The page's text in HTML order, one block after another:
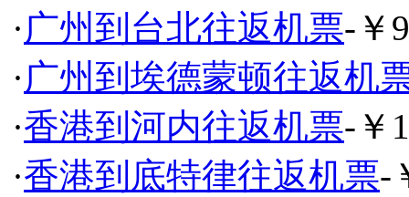
·广州到台北往返机票-￥
·广州到埃德蒙顿往返机
·香港到河内往返机票-￥
·香港到底特律往返机票-